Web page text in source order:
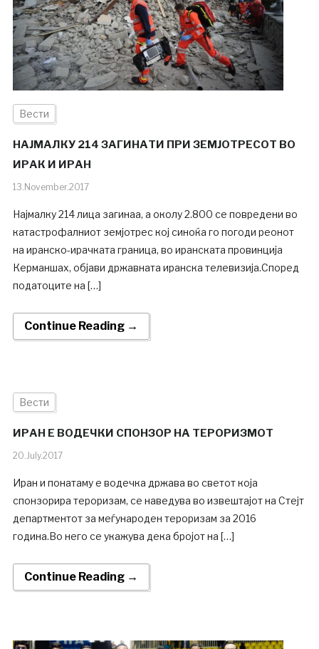
Вести
НАЈМАЛКУ 214 ЗАГИНАТИ ПРИ ЗЕМЈОТРЕСОТ ВО
ИРАК И ИРАН
13.November.2017
Најмалку 214 лица загинаа, а околу 2.800 се повредени во
катастрофалниот земјотрес кој синоќа го погоди реонот
на иранско-ирачката граница, во иранската провинција
Керманшах, објави државната иранска телевизија.Според
податоците на […]
Continue Reading →
Вести
ИРАН Е ВОДЕЧКИ СПОНЗОР НА ТЕРОРИЗМОТ
20.July.2017
Иран и понатаму е водечка држава во светот која
спонзорира тероризам, се наведува во извештајот на Стејт
департментот за меѓународен тероризам за 2016
година.Во него се укажува дека бројот на […]
Continue Reading →